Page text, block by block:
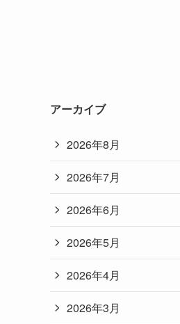
アーカイブ
2026年8月
2026年7月
2026年6月
2026年5月
2026年4月
2026年3月